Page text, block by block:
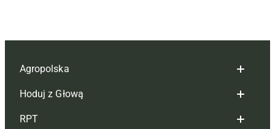
Agropolska
Redakcja
Reklama
Hoduj z Głową
Hoduj z głową bydło
RPT